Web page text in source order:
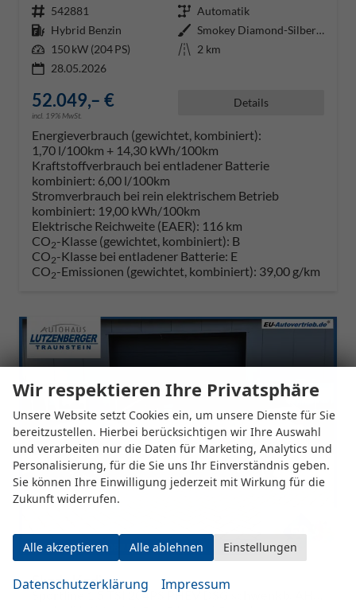
Fahrzeugnr. 542881 Getriebe Automatik
Kraftstoff Hybrid Benzin Außenfarbe
Smokey Diamond-Silber Metallic
Leistung 150 kW (204 PS) Kilometerstand 2 km
28.05.2026
52.049,– €
incl. 19% MwSt.
Details
Energieverbrauch (gewichtet, kombiniert):
1,70 l/100km + 14,30 kWh/100km
Kraftstoffverbrauch bei entladener Batterie
kombiniert: 6,00 l/100km
Stromverbrauch bei rein elektrischem Betrieb
kombiniert: 19,00 kWh/100km
Elektrische Reichweite (EAER): 116 km
CO2-Klasse (gewichtet, kombiniert): B
CO2-Klasse bei entladener Batterie: E
CO2-Emissionen (gewichtet, kombiniert): 39,00 g/km
Skoda Kodiaq
Wir respektieren Ihre Privatsphäre
Unsere Website setzt Cookies ein, um unsere Dienste für Sie
bereitzustellen. Hierbei berücksichtigen wir Ihre Auswahl
und verarbeiten nur die Daten für Marketing, Analytics und
Personalisierung, für die Sie uns Ihr Einverständnis geben.
Sie können Ihre Einwilligung jederzeit mit Wirkung für die
Zukunft widerrufen.
Alle akzeptieren Alle ablehnen Einstellungen
Datenschutzerklärung Impressum